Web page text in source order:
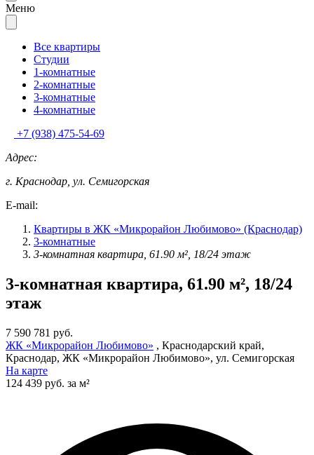
Меню
Все квартиры
Студии
1-комнатные
2-комнатные
3-комнатные
4-комнатные
+7 (938) 475-54-69
Адрес:
г. Краснодар, ул. Семигорская
E-mail:
Квартиры в ЖК «Микрорайон Любимово» (Краснодар)
3-комнатные
3-комнатная квартира, 61.90 м², 18/24 этаж
3-комнатная квартира, 61.90 м², 18/24
этаж
7 590 781 руб.
ЖК «Микрорайон Любимово» , Краснодарский край,
Краснодар, ЖК «Микрорайон Любимово», ул. Семигорская
На карте
124 439 руб. за м²